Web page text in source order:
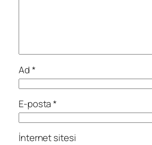
Ad*
E-posta*
İnternet sitesi